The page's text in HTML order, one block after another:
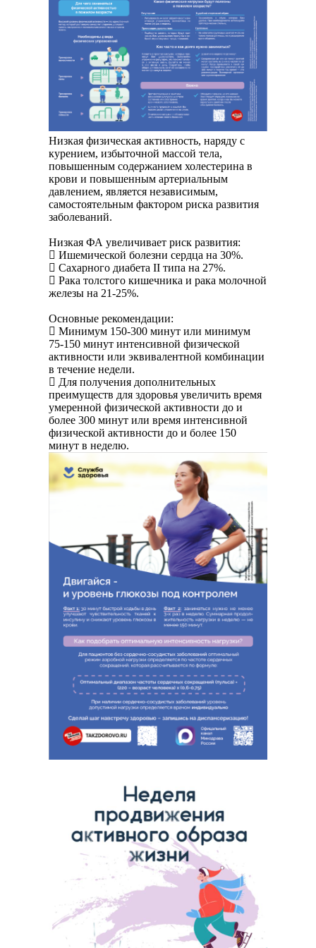
Реализация
проектов
по
фотовидеофиксации
Места
размещения
пунктов
весогабаритного
контроля
Отчеты
мини-
приложение
«Госуслуги»
в
соцсети
ВКонтакте
Согласие
на
обработку
персональных
данных
пользователей
Согласие
на
обработку
персональных
данных
с
использованием
Политика
использования
коррупции
Антикоррупционная
экспертиза
Методические
материалы
Формы
документов,
связанных
с
противодействием
коррупции,
заполнения
Обратная
связь
о
фактах
коррупции
Низкая физическая активность, наряду с
курением, избыточной массой тела,
повышенным содержанием холестерина в
крови и повышенным артериальным
давлением, является независимым,
самостоятельным фактором риска развития
заболеваний.
Низкая ФА увеличивает риск развития:
 Ишемической болезни сердца на 30%.
 Сахарного диабета II типа на 27%.
 Рака толстого кишечника и рака молочной
железы на 21-25%.
Основные рекомендации:
 Минимум 150-300 минут или минимум
75-150 минут интенсивной физической
активности или эквивалентной комбинации
в течение недели.
 Для получения дополнительных
преимуществ для здоровья увеличить время
умеренной физической активности до и
более 300 минут или время интенсивной
физической активности до и более 150
минут в неделю.